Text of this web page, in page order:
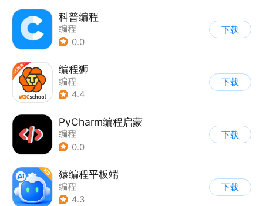
科普编程
编程
0.0
下载
编程狮
编程
4.4
下载
PyCharm编程启蒙
编程
0.0
下载
猿编程平板端
编程
4.3
下载